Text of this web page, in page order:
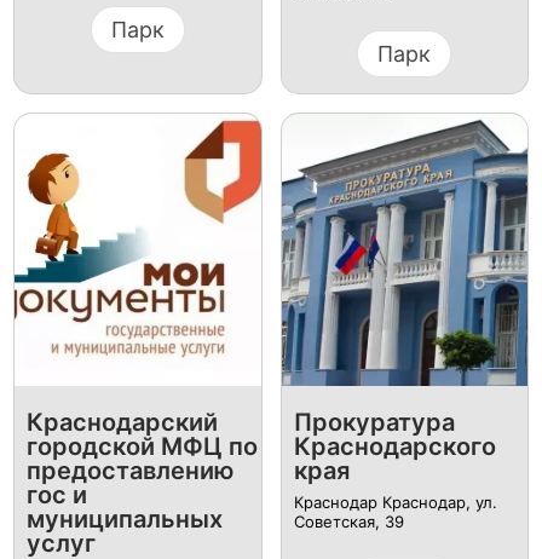
Парк
Парк
Краснодарский
городской МФЦ по
предоставлению
гос и
муниципальных
услуг
Прокуратура
Краснодарского
края
Краснодар Краснодар, ул.
Советская, 39